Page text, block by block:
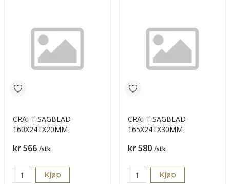
CRAFT SAGBLAD
160X24TX20MM
Pris
kr 566 /stk
Kjøp
CRAFT SAGBLAD
165X24TX30MM
Pris
kr 580 /stk
Kjøp